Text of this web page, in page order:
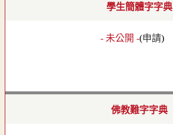
學生簡體字字典
- 未公開 -(申請)
佛教難字字典